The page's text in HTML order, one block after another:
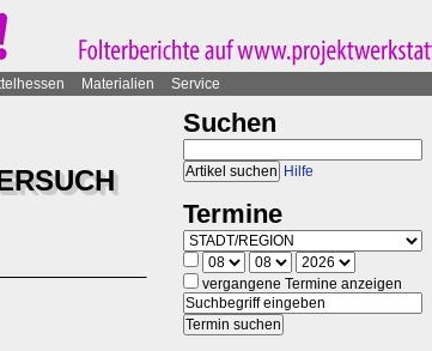
Materialien
Service
Suchen
Hilfe
Termine
vergangene Termine anzeigen